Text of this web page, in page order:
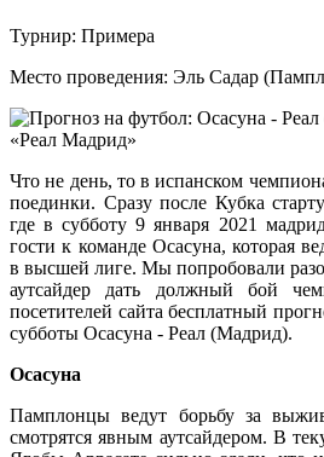
Турнир: Примера
Место проведения: Эль Садар
«Реал Мадрид»
Что не день, то в испанском
поединки. Сразу после Кубка
где в субботу 9 января 2021
гости к команде Осасуна, которая
в высшей лиге. Мы попробовали
аутсайдер дать должный бой
посетителей сайта бесплатный
субботы Осасуна - Реал (Мадрид).
Осасуна
Памплонцы ведут борьбу за
смотрятся явным аутсайдером. В